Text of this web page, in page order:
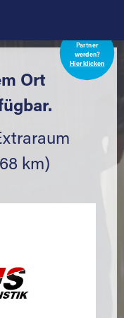
Extraraum
Partner
werden?
Hier klicken
Ort
km)